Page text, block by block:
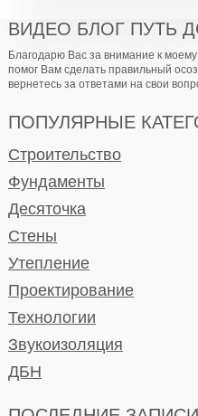
ВИДЕО БЛОГ ПУТЬ
Благодарю Вас за внимание к
помог Вам сделать правильный
вернетесь за ответами на свои
ПОПУЛЯРНЫЕ
Строительство
Фундаменты
Десяточка
Стены
Утепление
Проектирование
Технологии
Звукоизоляция
ДБН